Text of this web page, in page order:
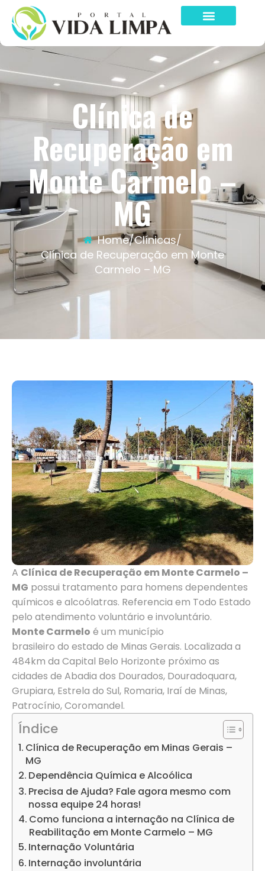
Clínica de
Recuperação em
Monte Carmelo –
MG
Home/Clínicas/
Clínica de Recuperação em Monte
Carmelo – MG
A Clínica de Recuperação em Monte Carmelo –
MG possui tratamento para homens dependentes
químicos e alcoólatras. Referencia em Todo Estado
pelo atendimento voluntário e involuntário.
Monte Carmelo é um município
brasileiro do estado de Minas Gerais. Localizada a
484km da Capital Belo Horizonte próximo as
cidades de Abadia dos Dourados, Douradoquara,
Grupiara, Estrela do Sul, Romaria, Iraí de Minas,
Patrocínio, Coromandel.
Índice
Clínica de Recuperação em Minas Gerais –
MG
Dependência Química e Alcoólica
Precisa de Ajuda? Fale agora mesmo com
nossa equipe 24 horas!
Como funciona a internação na Clínica de
Reabilitação em Monte Carmelo – MG
Internação Voluntária
Internação involuntária